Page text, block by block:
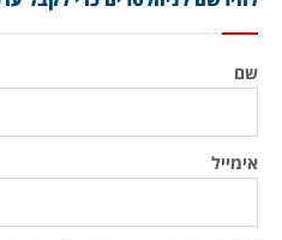
שם
אימייל